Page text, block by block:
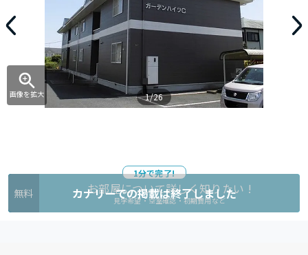
画像を拡大 1/26
1分で完了!
無料 お部屋について詳しく知りたい !
見学希望・空室確認・初期費用など
カナリーでの掲載は終了しました